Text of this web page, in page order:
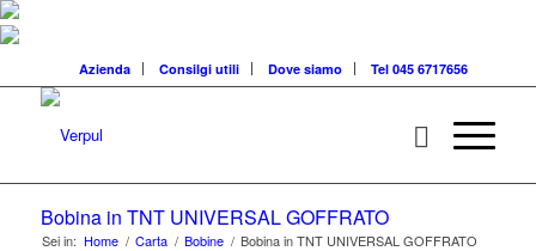
Azienda Consilgi utili Dove siamo Tel 045 6717656
Bobina in TNT UNIVERSAL GOFFRATO
Sei in: Home / Carta / Bobine / Bobina in TNT UNIVERSAL GOFFRATO